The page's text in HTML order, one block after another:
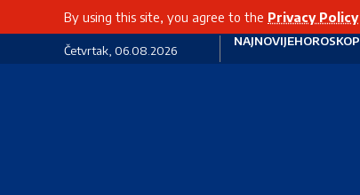
By using this site, you agree to the Privacy Policy
Četvrtak, 06.08.2026
NAJNOVIJEHOROSKOP